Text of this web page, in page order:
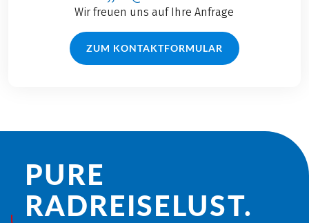
Wir freuen uns auf Ihre Anfrage
ZUM KONTAKTFORMULAR
PURE
RADREISE­LUST.